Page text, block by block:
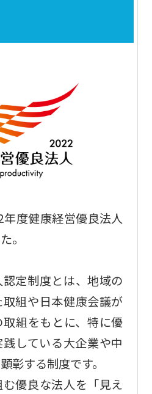
度健康経営優良法人
。
定制度とは、地域の
組や日本健康会議が
組をもとに、特に優
している大企業や中
彰する制度です。
優良な法人を「見え